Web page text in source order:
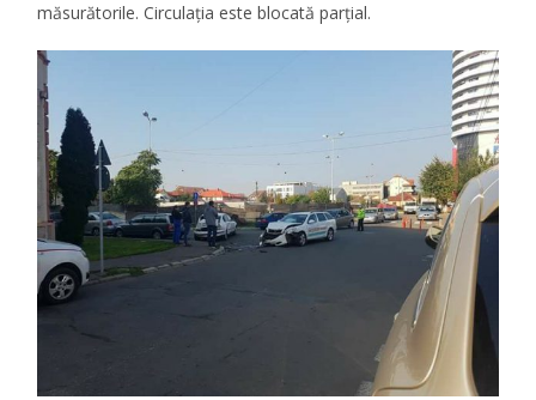
măsurătorile. Circulația este blocată parțial.